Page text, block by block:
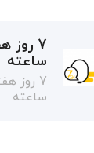
ساعته
ساعته